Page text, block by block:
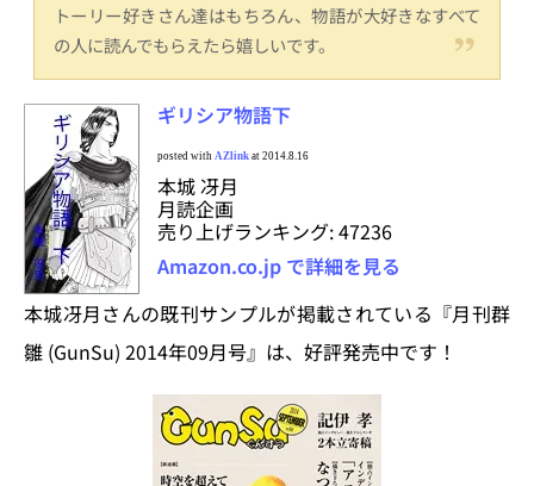
トーリー好きさん達はもちろん、物語が大好きなすべて
の人に読んでもらえたら嬉しいです。
ギリシア物語下
posted with AZlink at 2014.8.16
本城 冴月
月読企画
売り上げランキング: 47236
Amazon.co.jp で詳細を見る
本城冴月さんの既刊サンプルが掲載されている『月刊群
雛 (GunSu) 2014年09月号』は、好評発売中です！